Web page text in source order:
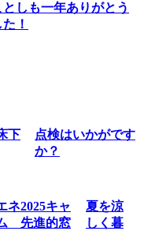
しも一年ありがとう
！
点検はいかがです
か？
夏を涼
しく暮